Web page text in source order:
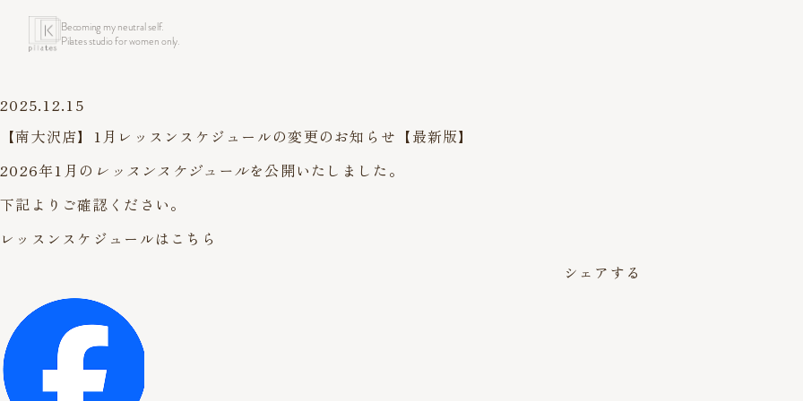
Becoming my neutral self.
Pilates studio for women only.
2025.12.15
【南大沢店】1月レッスンスケジュールの変更のお知らせ【最新版】
2026年1月の レッスンスケジュールを公開いたしました。
下記よりご確認ください。
レッスンスケジュールはこちら
シェアする